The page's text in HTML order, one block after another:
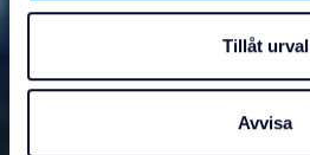
Tillåt urval
Avvisa